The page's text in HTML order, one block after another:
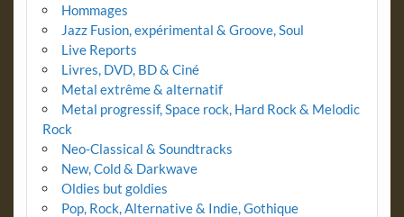
Hommages
Jazz Fusion, expérimental & Groove, Soul
Live Reports
Livres, DVD, BD & Ciné
Metal extrême & alternatif
Metal progressif, Space rock, Hard Rock & Melodic
Rock
Neo-Classical & Soundtracks
New, Cold & Darkwave
Oldies but goldies
Pop, Rock, Alternative & Indie, Gothique